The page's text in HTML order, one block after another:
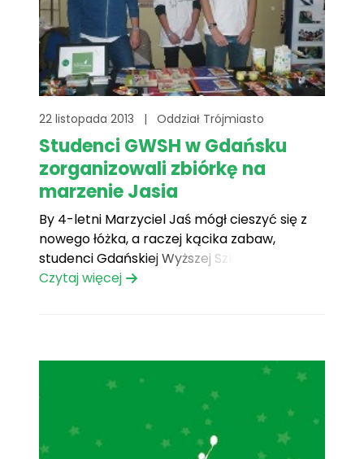
22 listopada 2013 | Oddział Trójmiasto
Studenci GWSH w Gdańsku
zorganizowali zbiórkę na
marzenie Jasia
By 4-letni Marzyciel Jaś mógł cieszyć się z
nowego łóżka, a raczej kącika zabaw,
studenci Gdańskiej Wyższej Szkoły
Humanistycznej postanowili pomóc
przybrała formę zabawy z losami i odbywała
się 4 dni – 9-10.11 i 16-17.11. Łącznie[...]
Czytaj więcej